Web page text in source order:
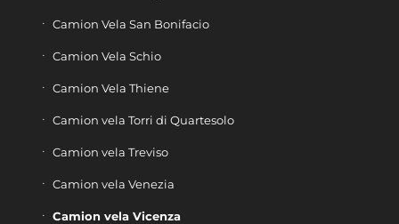
Camion Vela San Bonifacio
Camion Vela Schio
Camion Vela Thiene
Camion vela Torri di Quartesolo
Camion vela Treviso
Camion vela Venezia
Camion vela Vicenza